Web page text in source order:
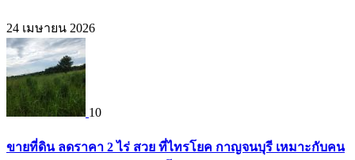
24 เมษายน 2026
10
ขายที่ดิน ลดราคา 2 ไร่ สวย ที่ไทรโยค กาญจนบุรี เหมาะกับคน